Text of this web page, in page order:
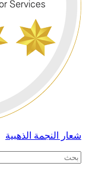
شعار النجمة الذهبية